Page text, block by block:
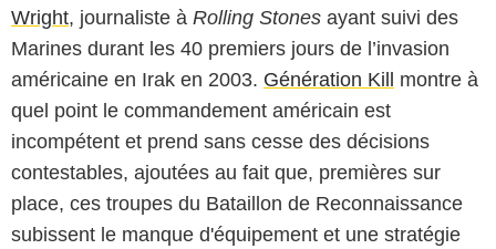
Wright, journaliste à Rolling Stones ayant suivi des
Marines durant les 40 premiers jours de l’invasion
américaine en Irak en 2003. Génération Kill
montre à
quel point le commandement américain est
incompétent et prend sans cesse des décisions
contestables, ajoutées au fait que, premières sur
place, ces troupes du Bataillon de Reconnaissance
subissent le manque d'équipement et une stratégie